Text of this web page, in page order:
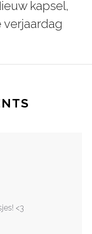
kapsel,
verjaardag
<3